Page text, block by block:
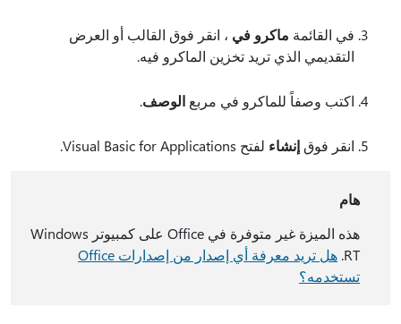
في القائمة ماكرو في ، انقر فوق القالب أو العرض
التقديمي الذي تريد تخزين الماكرو فيه.
اكتب وصفاً للماكرو في مربع الوصف.
انقر فوق إنشاء لفتح Visual Basic for Applications.
هام
هذه الميزة غير متوفرة في Office على كمبيوتر Windows
RT.
هل تريد معرفة أي إصدار من إصدارات Office
تستخدمه؟